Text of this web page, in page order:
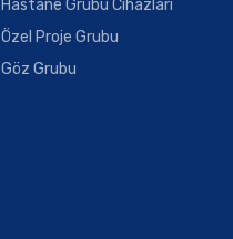
Hastane Grubu Cihazları
Özel Proje Grubu
Göz Grubu